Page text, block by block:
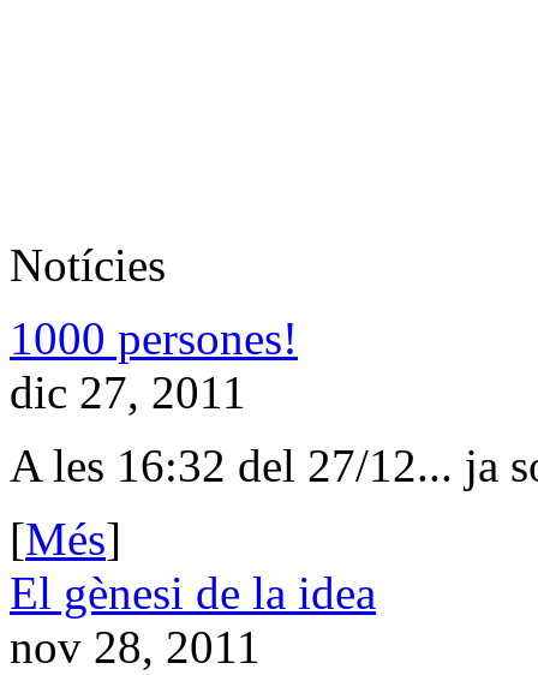
Notícies
1000 persones!
dic 27, 2011
A les 16:32 del 27/12... ja
[Més]
El gènesi de la idea
nov 28, 2011